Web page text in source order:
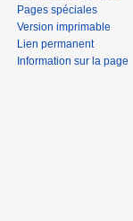
Pages spéciales
Version imprimable
Lien permanent
Information sur la page